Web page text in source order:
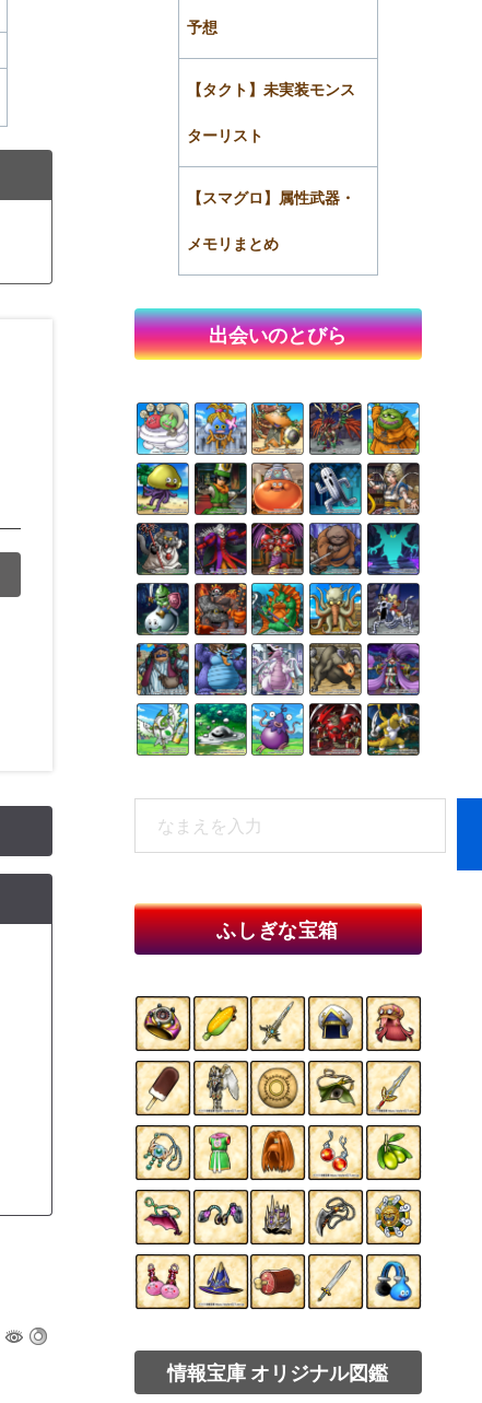
予想
【タクト】未実装モンス
ターリスト
【スマグロ】属性武器・
メモリまとめ
出会いのとびら
ふしぎな宝箱
情報宝庫 オリジナル図鑑